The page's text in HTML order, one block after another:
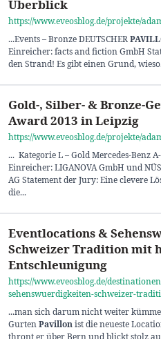
Überblick
https://www.eveosblog.de/projekte/
...Events – Bronze DEUTSCHER
Einreicher: facts and fiction GmbH
den Strand! Es gibt einen Grund,
Gold-, Silber- & Bronze-
Award 2013 in Leipzig
https://www.eveosblog.de/projekte/
... Kategorie L – Gold Mercedes-Benz
Einreicher: LIGANOVA GmbH und
AG Statement der Jury: Eine clevere
die...
Eventlocations &
Schweizer Tradition mit
Entschleunigung
https://www.eveosblog.de/
sehenswuerdigkeiten-schweizer-
...man sich darum nicht weiter
GurtenPavillonist die neueste
thront er über Bern und blickt stolz